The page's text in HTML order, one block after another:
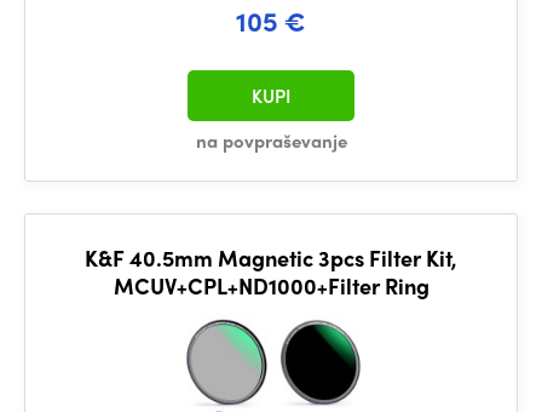
105 €
na povpraševanje
KUPI
K&F 40.5mm Magnetic 3pcs Filter Kit,
MCUV+CPL+ND1000+Filter Ring